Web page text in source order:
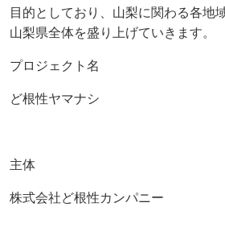
目的としており、山梨に関わる各地
山梨県全体を盛り上げていきます。
プロジェクト名
ど根性ヤマナシ
主体
株式会社ど根性カンパニー